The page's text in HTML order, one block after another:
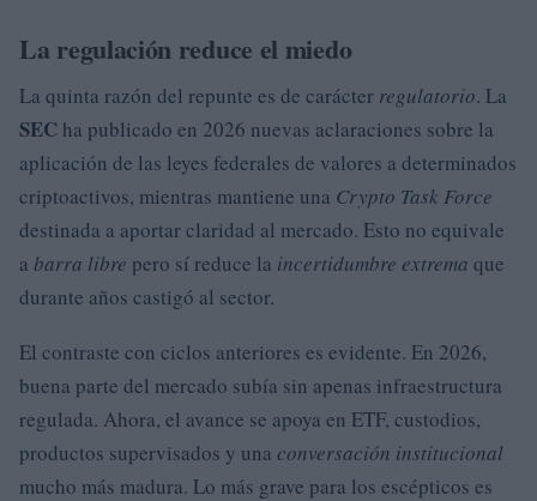
La regulación reduce el miedo
La quinta razón del repunte es de carácter regulatorio. La
SEC ha publicado en 2026 nuevas aclaraciones sobre la
aplicación de las leyes federales de valores a determinados
criptoactivos, mientras mantiene una Crypto Task Force
destinada a aportar claridad al mercado. Esto no equivale
a barra libre pero sí reduce la incertidumbre extrema que
durante años castigó al sector.
El contraste con ciclos anteriores es evidente. En 2026,
buena parte del mercado subía sin apenas infraestructura
regulada. Ahora, el avance se apoya en ETF, custodios,
productos supervisados y una conversación institucional
mucho más madura. Lo más grave para los escépticos es